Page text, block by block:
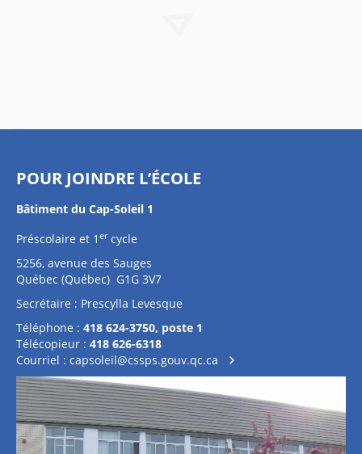
POUR JOINDRE L’ÉCOLE
Bâtiment du Cap-Soleil 1
Préscolaire et 1 ercycle
5256, avenue des Sauges
Québec (Québec) G1G 3V7
Secrétaire : Prescylla Levesque
Téléphone : 418 624-3750, poste 1
Télécopieur : 418 626-6318
Courriel : capsoleil@cssps.gouv.qc.ca